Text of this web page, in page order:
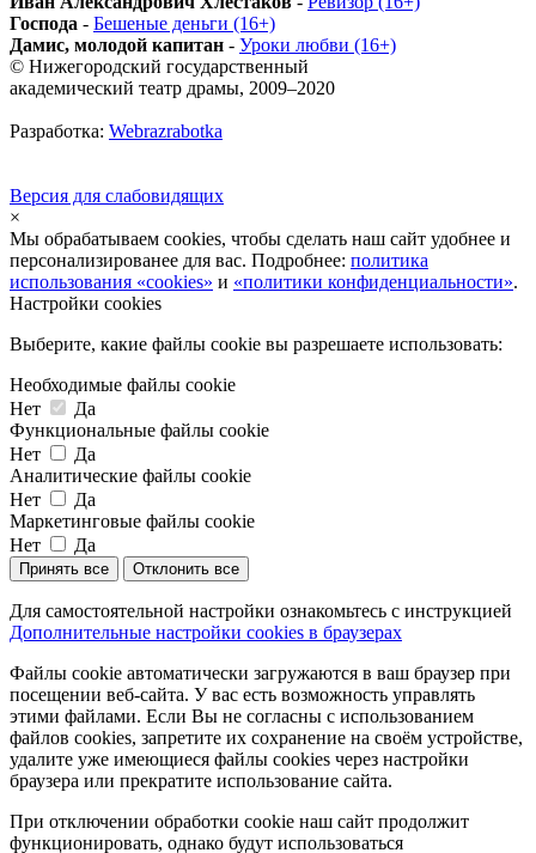
Господа - Бешеные деньги (16+)
Дамис, молодой капитан - Уроки любви (16+)
© Нижегородский государственный
академический театр драмы, 2009–2020
Разработка: Webrazrabotka
Версия для слабовидящих
×
Мы обрабатываем cookies, чтобы сделать наш сайт удобнее и
персонализированее для вас. Подробнее: политика
использования «cookies» и «политики конфиденциальности».
Настройки cookies
Выберите, какие файлы cookie вы разрешаете использовать:
Необходимые файлы cookie
Нет
Да
Функциональные файлы cookie
Нет
Да
Аналитические файлы cookie
Нет
Да
Маркетинговые файлы cookie
Нет
Да
Принять все Отклонить все
Для самостоятельной настройки ознакомьтесь с инструкцией
Дополнительные настройки cookies в браузерах
Файлы cookie автоматически загружаются в ваш браузер при
посещении веб-сайта. У вас есть возможность управлять
этими файлами. Если Вы не согласны с использованием
файлов cookies, запретите их сохранение на своём устройстве,
удалите уже имеющиеся файлы cookies через настройки
браузера или прекратите использование сайта.
При отключении обработки cookie наш сайт продолжит
функционировать, однако будут использоваться